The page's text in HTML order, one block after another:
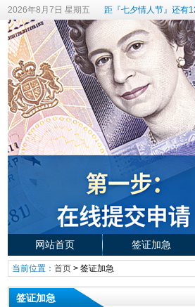
2026年8月7日 星期五 距『七夕情人节』还有
网站首页 签证加急
当前位置： 首页> 签证加急
签证加急